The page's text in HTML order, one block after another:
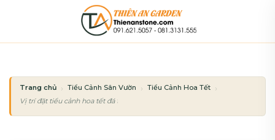
Trang chủ Tiểu Cảnh Sân Vườn
Tiểu Cảnh Hoa Tết
Vị trí đặt tiểu cảnh hoa tết đá tự nhiên chuẩn phong thủy rước tài lộc